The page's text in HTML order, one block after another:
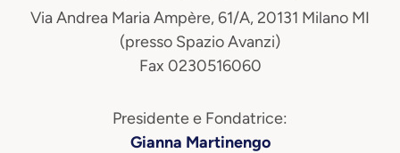
Via Andrea Maria Ampère, 61/A, 20131 Milano MI
(presso Spazio Avanzi)
Fax 0230516060
Presidente e Fondatrice:
Gianna Martinengo